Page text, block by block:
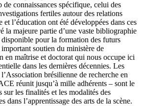
de connaissances spécifique, celui des
fertiles autour des relations
et l’éducation ont été développées dans ces
la majeure partie d’une vaste bibliographie
pour la formation des futurs
soutien du ministère de
en maîtrise et doctorat qui nous occupe ici
dans les dernières décennies. Les
brésilienne de recherche en
réunit jusqu’à mille adhérents – sont le
les finalités et les modalités des
dans l’apprentissage des arts de la scène.